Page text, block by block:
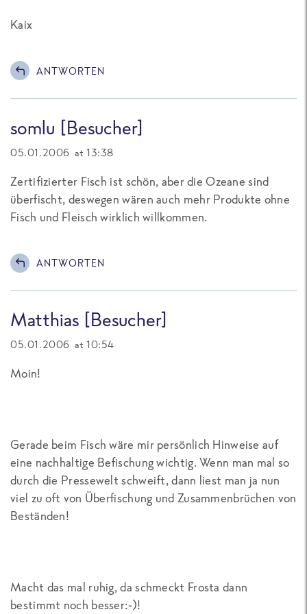
Kaix
ANTWORTEN
somlu [Besucher]
05.01.2006 at 13:38
Zertifizierter Fisch ist schön, aber die Ozeane sind
überfischt, deswegen wären auch mehr Produkte ohne
Fisch und Fleisch wirklich willkommen.
ANTWORTEN
Matthias [Besucher]
05.01.2006 at 10:54
Moin!
Gerade beim Fisch wäre mir persönlich Hinweise auf
eine nachhaltige Befischung wichtig. Wenn man mal so
durch die Pressewelt schweift, dann liest man ja nun
viel zu oft von Überfischung und Zusammenbrüchen von
Beständen!
Macht das mal ruhig, da schmeckt Frosta dann
bestimmt noch besser:-)!